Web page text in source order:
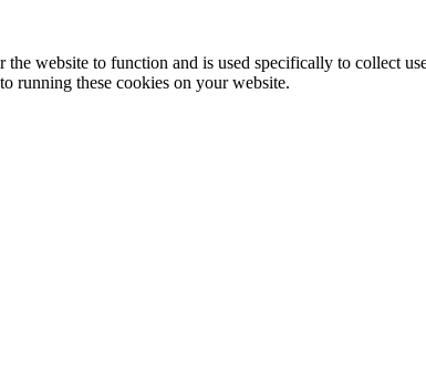
website to function and is used specifically to collect
running these cookies on your website.